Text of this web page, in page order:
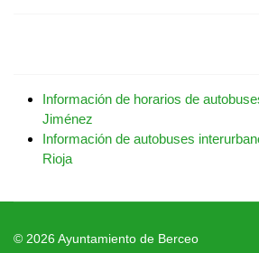
Información de horarios de
Jiménez
Información de autobuses
Rioja
© 2026 Ayuntamiento de Berceo